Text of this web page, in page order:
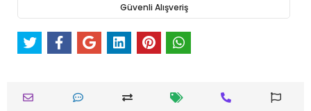
Güvenli Alışveriş